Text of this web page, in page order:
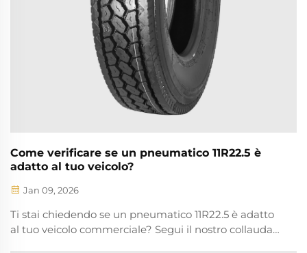
Come verificare se un pneumatico 11R22.5 è
adatto al tuo veicolo?
Jan 09, 2026
Ti stai chiedendo se un pneumatico 11R22.5 è adatto
al tuo veicolo commerciale? Segui il nostro collaudato